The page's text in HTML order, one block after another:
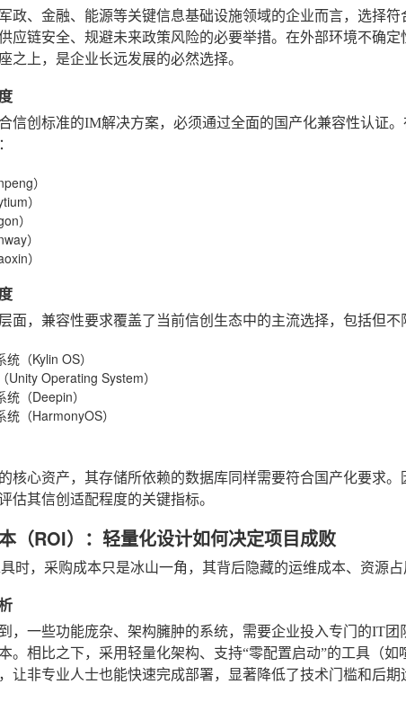
政、金融、能源等关键信息基础设施领域的企业而言，选择
应链安全、规避未来政策风险的必要举措。在外部环境不确
之上，是企业长远发展的必然选择。
信创标准的IM解决方案，必须通过全面的国产化兼容性认证
）
）
）
）
）
面，兼容性要求覆盖了当前信创生态中的主流选择，包括但不
（Kylin OS）
Unity Operating System）
（Deepin）
统（HarmonyOS）
核心资产，其存储所依赖的数据库同样需要符合国产化要求
估其信创适配程度的关键指标。
（ROI）：轻量化设计如何决定项目成败
时，采购成本只是冰山一角，其背后隐藏的运维成本、资源
，一些功能庞杂、架构臃肿的系统，需要企业投入专门的IT
。相比之下，采用轻量化架构、支持“零配置启动”的工具（
让非专业人士也能快速完成部署，显著降低了技术门槛和后期